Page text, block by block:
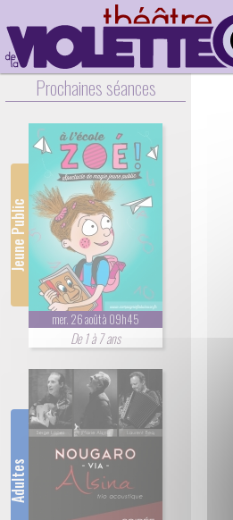
Prochaines séances
Jeune Public
mer. 26 août à 09h45
De 1 à 7 ans
Adultes